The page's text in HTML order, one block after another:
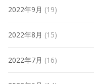
2022年9月 (19)
2022年8月 (15)
2022年7月 (16)